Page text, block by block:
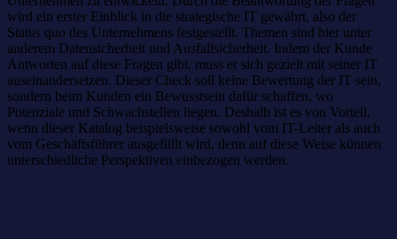
wird ein erster Einblick in die strategische IT gewährt, also der
Status quo des Unternehmens festgestellt. Themen sind hier unter
anderem Datensicherheit und Ausfallsicherheit. Indem der Kunde
Antworten auf diese Fragen gibt, muss er sich gezielt mit seiner IT
auseinandersetzen. Dieser Check soll keine Bewertung der IT sein,
sondern beim Kunden ein Bewusstsein dafür schaffen, wo
Potenziale und Schwachstellen liegen. Deshalb ist es von Vorteil,
wenn dieser Katalog beispielsweise sowohl vom IT-Leiter als auch
vom Geschäftsführer ausgefüllt wird, denn auf diese Weise können
unterschiedliche Perspektiven einbezogen werden.